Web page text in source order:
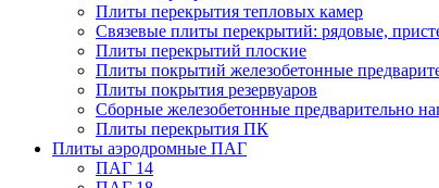
Плиты перекрытия тепловых камер
Связевые плиты перекрытий: рядовые,
Плиты перекрытий плоские
Плиты покрытий железобетонные
Плиты покрытия резервуаров
Сборные железобетонные предварительно
Плиты перекрытия ПК
Плиты аэродромные ПАГ
ПАГ 14